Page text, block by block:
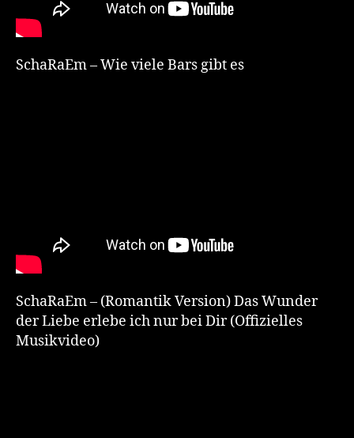
SchaRaEm – Wie viele Bars gibt es
SchaRaEm – (Romantik Version) Das Wunder
der Liebe erlebe ich nur bei Dir (Offizielles
Musikvideo)